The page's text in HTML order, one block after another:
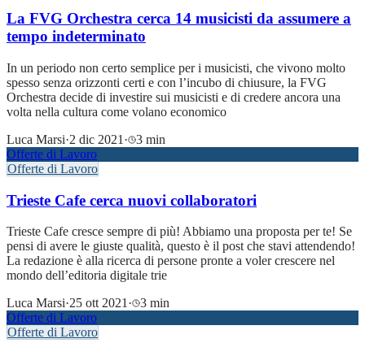
La FVG Orchestra cerca 14 musicisti da assumere a
tempo indeterminato
In un periodo non certo semplice per i musicisti, che vivono molto
spesso senza orizzonti certi e con l’incubo di chiusure, la FVG
Orchestra decide di investire sui musicisti e di credere ancora una
volta nella cultura come volano economico
Luca Marsi·2 dic 2021 ·
3 min
Offerte di Lavoro
Offerte di Lavoro
Trieste Cafe cerca nuovi collaboratori
Trieste Cafe cresce sempre di più! Abbiamo una proposta per te! Se
pensi di avere le giuste qualità, questo è il post che stavi attendendo!
La redazione è alla ricerca di persone pronte a voler crescere nel
mondo dell’editoria digitale trie
Luca Marsi·25 ott 2021 ·
3 min
Offerte di Lavoro
Offerte di Lavoro